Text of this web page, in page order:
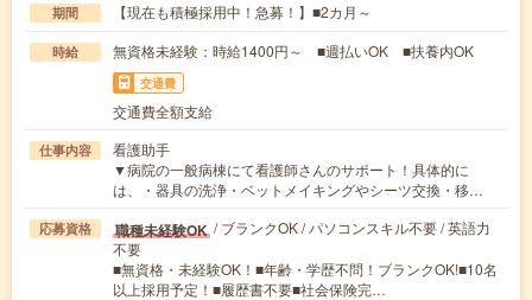
期間 【現在も積極採用中！急募！】■2カ月～
時給 無資格未経験：時給1400円～ ■週払いOK ■扶養内OK
交通費
交通費全額支給
仕事内容
看護助手
▼病院の一般病棟にて看護師さんのサポート！具体的に
は、・器具の洗浄・ベットメイキングやシーツ交換・移…
応募資格 職種未経験OK / ブランクOK / パソコンスキル不要 / 英語力
不要
■無資格・未経験OK！■年齢・学歴不問！ブランクOK!■10名
以上採用予定！■履歴書不要■社会保険完…